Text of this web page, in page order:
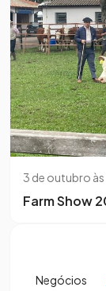
3 de outubro
Farm Show
Negócios